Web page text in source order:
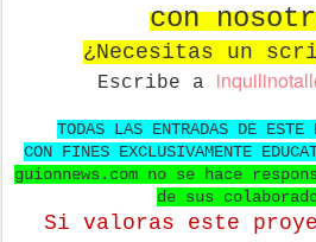
con
¿Necesitas un
Escribe a in
TODAS LAS ENTRADAS DE ESTE
CON FINES EXCLUSIVAMENTE
guionnews.com no se hace
de sus
Si valoras este